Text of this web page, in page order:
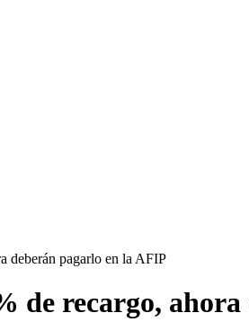
deberán pagarlo en la AFIP
de recargo,